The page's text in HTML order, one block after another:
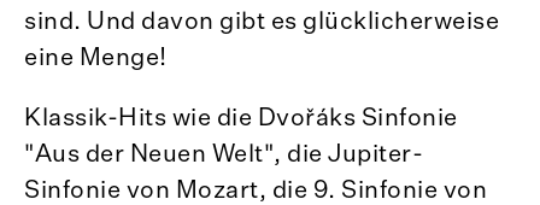
sind. Und davon gibt es glücklicherweise
eine Menge!
Klassik-Hits wie die Dvořáks Sinfonie
"Aus der Neuen Welt", die Jupiter-
Sinfonie von Mozart, die 9. Sinfonie von